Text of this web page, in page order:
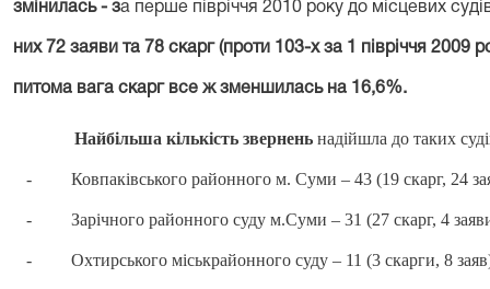
змінилась - за перше півріччя 2010 року до місцевих
них 72 заяви та 78 скарг (проти 103-х за 1 півріччя 2009
питома вага скарг все ж зменшилась на 16,6%.
Найбільша кількість звернень надійшла до таких
- Ковпаківського районного м. Суми – 43 (19 скарг, 24
- Зарічного районного суду м.Суми – 31 (27 скарг, 4
- Охтирського міськрайонного суду – 11 (3 скарги, 8